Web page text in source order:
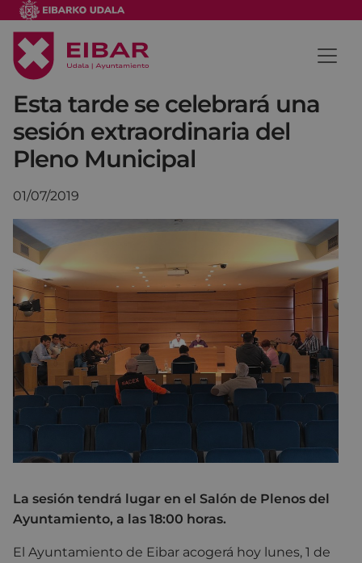
Esta tarde se celebrará una
sesión extraordinaria del
Pleno Municipal
01/07/2019
La sesión tendrá lugar en el Salón de Plenos del
Ayuntamiento, a las 18:00 horas.
El Ayuntamiento de Eibar acogerá hoy lunes, 1 de